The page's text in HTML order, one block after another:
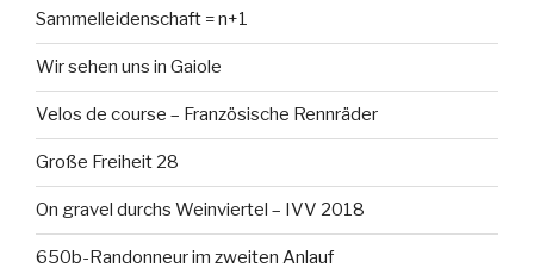
Sammelleidenschaft = n+1
Wir sehen uns in Gaiole
Velos de course – Französische Rennräder
Große Freiheit 28
On gravel durchs Weinviertel – IVV 2018
650b-Randonneur im zweiten Anlauf